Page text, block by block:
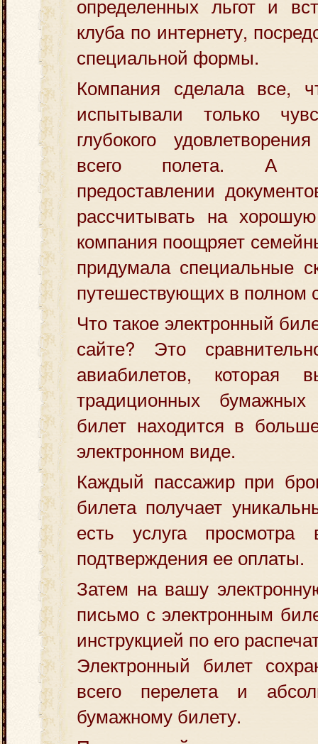
определенных льгот и
клуба по интернету,
специальной формы.
Компания сделала все,
испытывали только
глубокого
всего полета. А
предоставлении
рассчитывать на
компания поощряет
придумала специальные
путешествующих в полном
Что такое электронный
сайте? Это
авиабилетов, которая
традиционных
билет находится в
электронном виде.
Каждый пассажир при
билета получает
есть услуга
подтверждения ее оплаты.
Затем на вашу
письмо с электронным
инструкцией по его
Электронный билет
всего перелета и
бумажному билету.